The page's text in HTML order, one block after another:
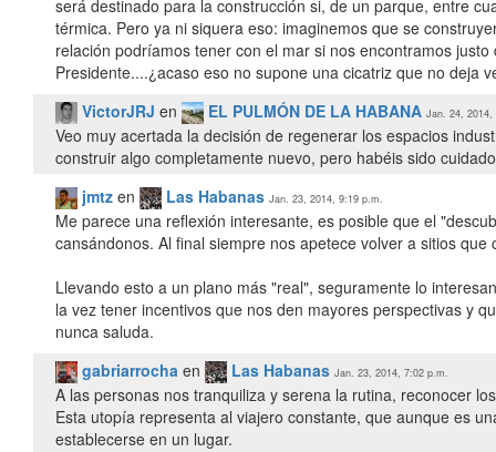
será destinado para la construcción si, de un parque, entre
térmica. Pero ya ni siquera eso: imaginemos que se
relación podríamos tener con el mar si nos encontramos
Presidente....¿acaso eso no supone una cicatriz que no deja
VictorJRJ en EL PULMÓN DE LA HABANA Jan. 24,
Veo muy acertada la decisión de regenerar los espacios
construir algo completamente nuevo, pero habéis sido
jmtz en Las Habanas Jan. 23, 2014, 9:19 p.m.
Me parece una reflexión interesante, es posible que el
cansándonos. Al final siempre nos apetece volver a sitios
Llevando esto a un plano más "real", seguramente lo
la vez tener incentivos que nos den mayores perspectivas y
nunca saluda.
gabriarrocha en Las Habanas Jan. 23, 2014, 7:02 p.m.
A las personas nos tranquiliza y serena la rutina, reconocer
Esta utopía representa al viajero constante, que aunque es
establecerse en un lugar.